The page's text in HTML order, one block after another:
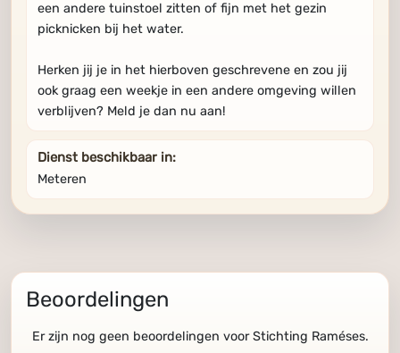
een andere tuinstoel zitten of fijn met het gezin
picknicken bij het water.
Herken jij je in het hierboven geschrevene en zou jij
ook graag een weekje in een andere omgeving willen
verblijven? Meld je dan nu aan!
Dienst beschikbaar in:
Meteren
Beoordelingen
Er zijn nog geen beoordelingen voor Stichting Raméses.